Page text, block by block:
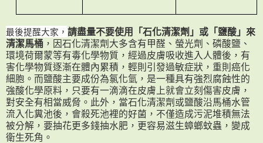
最後提醒大家， 請盡量不要使用「石化清潔劑」或「鹽酸」來
清潔馬桶 ，因石化清潔劑大多含有甲醛、螢光劑、磷酸鹽、
環境荷爾蒙等有毒化學物質，經過皮膚吸收進入人體後，有
害化學物質逐漸在體內累積，輕則引發過敏症狀，重則癌化
細胞。而鹽酸主要成份為氯化氫，是一種具有強烈腐蝕性的
強酸化學原料，只要有一滴滴在皮膚上就會立刻傷害皮膚，
對安全有相當威脅。此外，當石化清潔劑或鹽酸沿馬桶水管
流入化糞池後，會殺死池裡的好菌，不僅造成污泥堆積無法
被分解，要抽花更多錢抽水肥，更容易滋生蟑螂蚊蟲，變成
衛生死角。